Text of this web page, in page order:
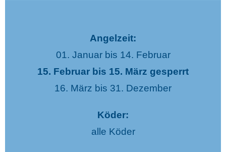
Angelzeit:
01. Januar bis 14. Februar
15. Februar bis 15. März gesperrt
16. März bis 31. Dezember
Köder:
alle Köder